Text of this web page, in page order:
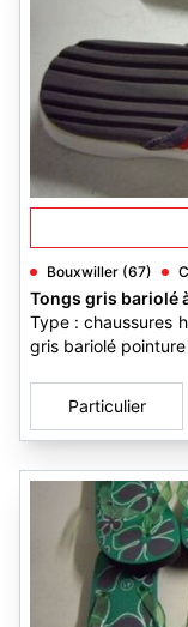
Bouxwiller (67)
Tongs gris bariolé
Type : chaussures
gris bariolé
Particulier